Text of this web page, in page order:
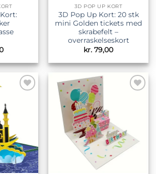
3D POP UP KORT
3D Pop Up Kort: 20 stk
mini Golden tickets med
skrabefelt –
overraskelseskort
kr. 79,00
ønskeliste